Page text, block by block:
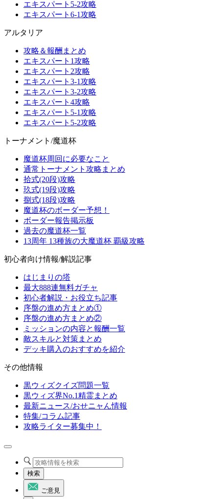
エキスパート5-2攻略
エキスパート6-1攻略
アルタリア
攻略＆報酬まとめ
エキスパート1攻略
エキスパート2攻略
エキスパート3-1攻略
エキスパート3-2攻略
エキスパート4攻略
エキスパート5-1攻略
エキスパート5-2攻略
トーナメント/魔道杯
魔道杯周回に必要なこと
通常トーナメント攻略まとめ
拾式(20段)攻略
玖式(19段)攻略
捌式(18段)攻略
魔道杯のボーダー予想！
ボーダー報告掲示板
過去の魔道杯一覧
13周年 13種族の大魔道杯 覇級攻略
初心者向け情報/解説記事
はじまりの塔
最大888連無料ガチャ
初心者解説・お役立ち記事
序盤の進め方まとめ①
序盤の進め方まとめ②
ミッションの内容と報酬一覧
敵スキルと対策まとめ
デッキ購入のおすすめを紹介
その他情報
黒ウィズクイズ問題一覧
黒ウィズ界No.1精霊まとめ
最新ニュース/おせニャん情報
特集/コラム記事
攻略ライター募集中！
検索
ご意見